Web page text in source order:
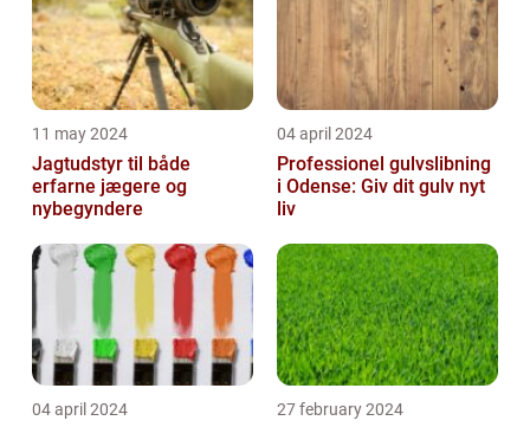
11 may 2024
Jagtudstyr til både
erfarne jægere og
nybegyndere
04 april 2024
Professionel gulvslibning
i Odense: Giv dit gulv nyt
liv
04 april 2024 27 february 2024